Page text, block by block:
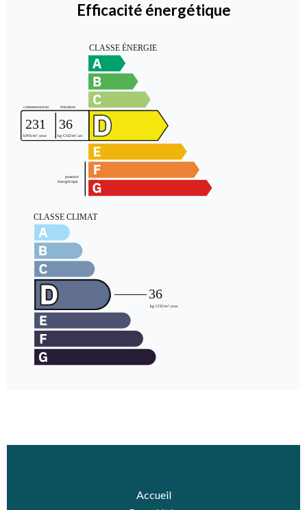
Efficacité énergétique
Accueil